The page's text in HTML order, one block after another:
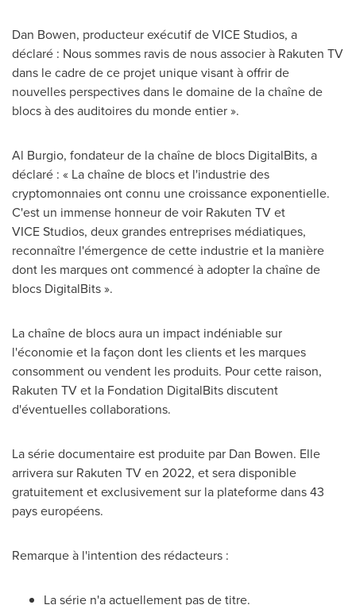
Dan Bowen, producteur exécutif de VICE Studios, a
déclaré : Nous sommes ravis de nous associer à Rakuten TV
dans le cadre de ce projet unique visant à offrir de
nouvelles perspectives dans le domaine de la chaîne de
blocs à des auditoires du monde entier ».
Al Burgio, fondateur de la chaîne de blocs DigitalBits, a
déclaré : « La chaîne de blocs et l'industrie des
cryptomonnaies ont connu une croissance exponentielle.
C'est un immense honneur de voir Rakuten TV et
VICE Studios, deux grandes entreprises médiatiques,
reconnaître l'émergence de cette industrie et la manière
dont les marques ont commencé à adopter la chaîne de
blocs DigitalBits ».
La chaîne de blocs aura un impact indéniable sur
l'économie et la façon dont les clients et les marques
consomment ou vendent les produits. Pour cette raison,
Rakuten TV et la Fondation DigitalBits discutent
d'éventuelles collaborations.
La série documentaire est produite par Dan Bowen. Elle
arrivera sur Rakuten TV en 2022, etsera disponible
gratuitement et exclusivement sur la plateforme dans 43
pays européens.
Remarque à l'intention des rédacteurs :
La série n'a actuellement pas de titre.